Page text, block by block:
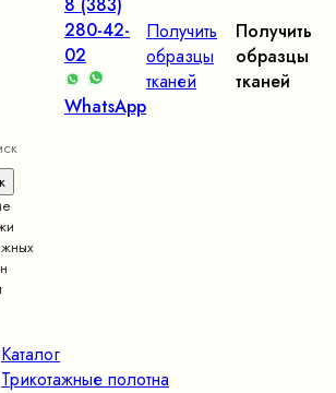
280-42-
02
WhatsApp
Получить
образцы
тканей
Получить
образцы
тканей
Каталог
Трикотажные полотна